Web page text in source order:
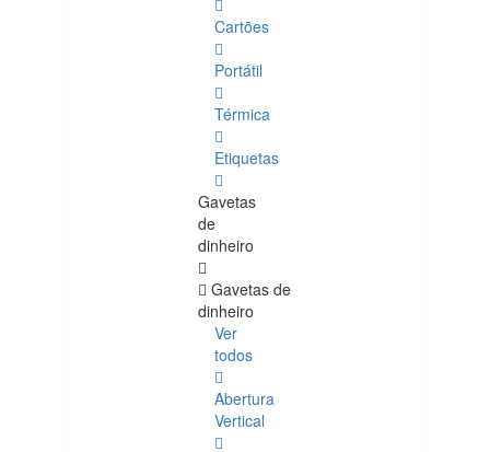
Cartões
Portátil
Térmica
Etiquetas
Gavetas
de
dinheiro
Gavetas de
dinheiro
Ver
todos
Abertura
Vertical